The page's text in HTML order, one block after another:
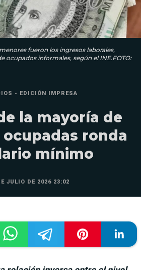
fueron los ingresos laborales,
ocupados informales, según el INE.FOTO:
- EDICIÓN IMPRESA
la mayoría de
ronda
mínimo
JULIO DE 2026 23:02